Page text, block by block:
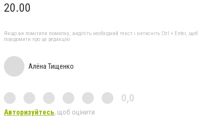
20.00
Якщо ви помітили помилку, виділіть необхідний текст і натисніть Ctrl + Enter, щоб
повідомити про це редакцію
Алёна Тищенко
0,0
Авторизуйтесь, щоб оцінити